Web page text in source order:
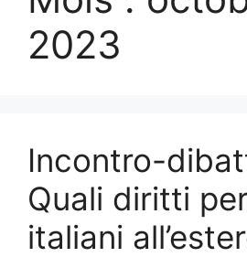
2023
Incontro-
Quali diritti
italiani